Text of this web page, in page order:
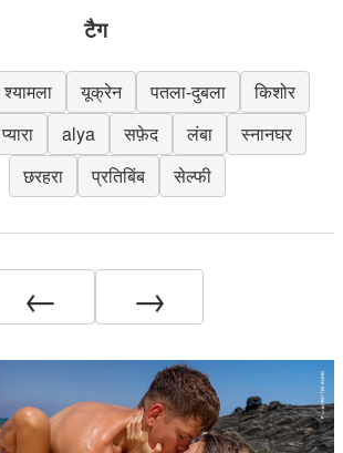
टैग
श्यामला यूक्रेन पतला-दुबला
किशोर
प्यारा alya सफ़ेद लंबा
स्नानघर
छरहरा
प्रतिबिंब सेल्फी
← →